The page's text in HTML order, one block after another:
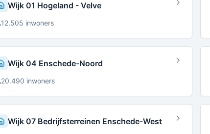
Wijk 01 Hogeland - Velve
12.505 inwoners
Wijk 04 Enschede-Noord
20.490 inwoners
Wijk 07 Bedrijfsterreinen Enschede-West